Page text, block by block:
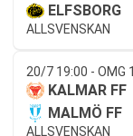
ELFSBORG
ALLSVENSKAN
20/7 19:00 - OMG
KALMAR FF
MALMÖ FF
ALLSVENSKAN